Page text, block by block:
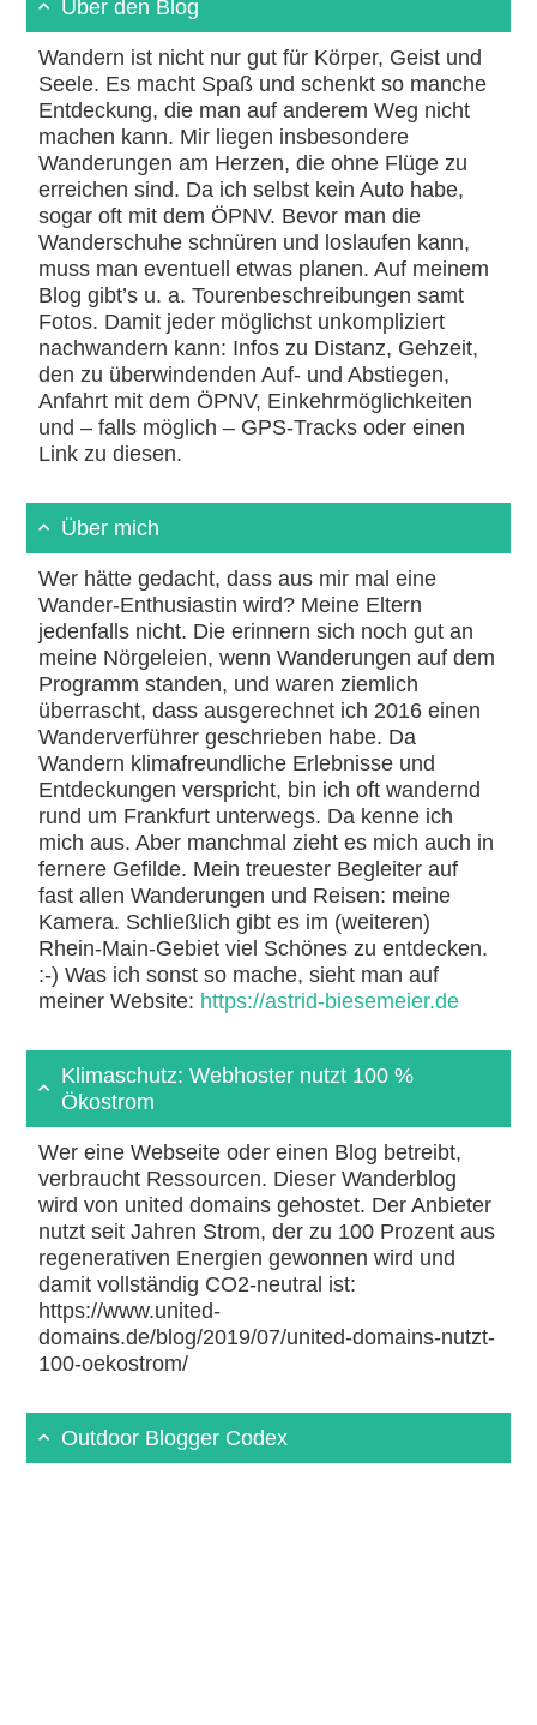
Über den Blog
Wandern ist nicht nur gut für Körper, Geist und
Seele. Es macht Spaß und schenkt so manche
Entdeckung, die man auf anderem Weg nicht
machen kann. Mir liegen insbesondere
Wanderungen am Herzen, die ohne Flüge zu
erreichen sind. Da ich selbst kein Auto habe,
sogar oft mit dem ÖPNV. Bevor man die
Wanderschuhe schnüren und loslaufen kann,
muss man eventuell etwas planen. Auf meinem
Blog gibt’s u. a. Tourenbeschreibungen samt
Fotos. Damit jeder möglichst unkompliziert
nachwandern kann: Infos zu Distanz, Gehzeit,
den zu überwindenden Auf- und Abstiegen,
Anfahrt mit dem ÖPNV, Einkehrmöglichkeiten
und – falls möglich – GPS-Tracks oder einen
Link zu diesen.
Über mich
Wer hätte gedacht, dass aus mir mal eine
Wander-Enthusiastin wird? Meine Eltern
jedenfalls nicht. Die erinnern sich noch gut an
meine Nörgeleien, wenn Wanderungen auf dem
Programm standen, und waren ziemlich
überrascht, dass ausgerechnet ich 2016 einen
Wanderverführer geschrieben habe. Da
Wandern klimafreundliche Erlebnisse und
Entdeckungen verspricht, bin ich oft wandernd
rund um Frankfurt unterwegs. Da kenne ich
mich aus. Aber manchmal zieht es mich auch in
fernere Gefilde. Mein treuester Begleiter auf
fast allen Wanderungen und Reisen: meine
Kamera. Schließlich gibt es im (weiteren)
Rhein-Main-Gebiet viel Schönes zu entdecken.
:-) Was ich sonst so mache, sieht man auf
meiner Website: https://astrid-biesemeier.de
Klimaschutz: Webhoster nutzt 100 %
Ökostrom
Wer eine Webseite oder einen Blog betreibt,
verbraucht Ressourcen. Dieser Wanderblog
wird von united domains gehostet. Der Anbieter
nutzt seit Jahren Strom, der zu 100 Prozent aus
regenerativen Energien gewonnen wird und
damit vollständig CO2-neutral ist:
https://www.united-
domains.de/blog/2019/07/united-domains-nutzt-
100-oekostrom/
Outdoor Blogger Codex